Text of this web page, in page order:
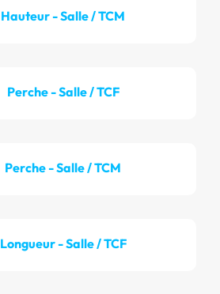
Hauteur - Salle / TCM
Perche - Salle / TCF
Perche - Salle / TCM
Longueur - Salle / TCF